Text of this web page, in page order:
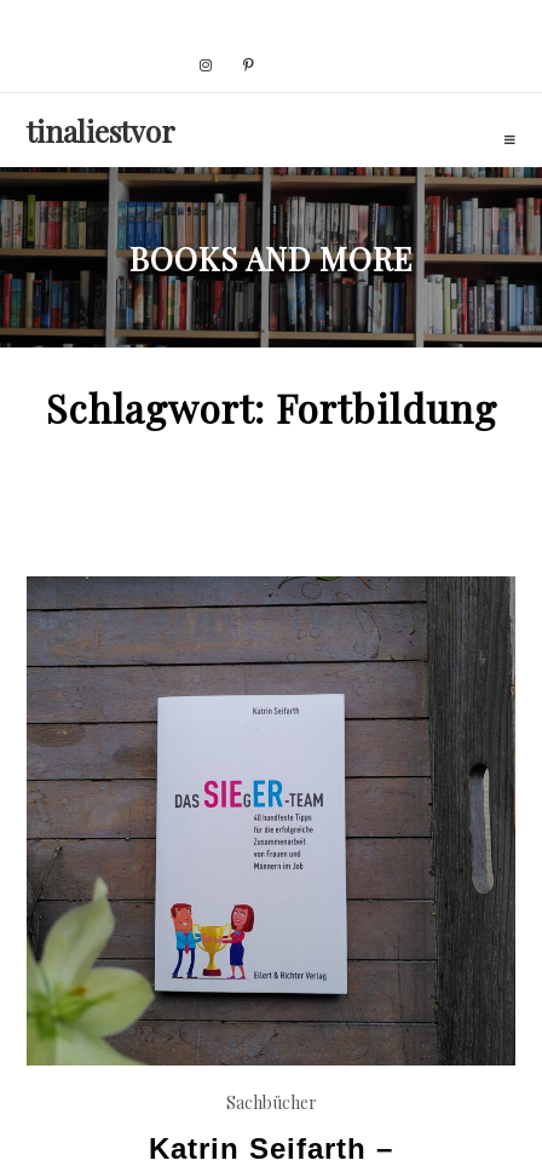
tinaliestvor
BOOKS AND MORE
Schlagwort: Fortbildung
Sachbücher
Katrin Seifarth –